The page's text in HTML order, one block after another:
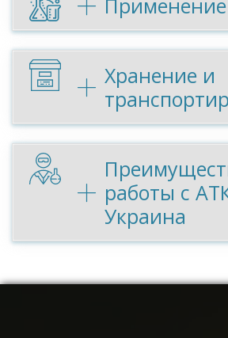
Применение
Хранение и
работы с
Украина